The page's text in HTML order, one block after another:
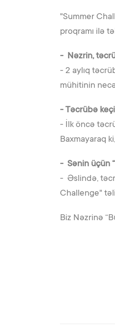
"Summer
proqramı ilə
- Nəzrin,
- 2 aylıq
mühitinin
- Təcrübə
- İlk öncə
Baxmayaraq
- Sənin üçün
- Əslində,
Challenge"
Biz Nəzrinə